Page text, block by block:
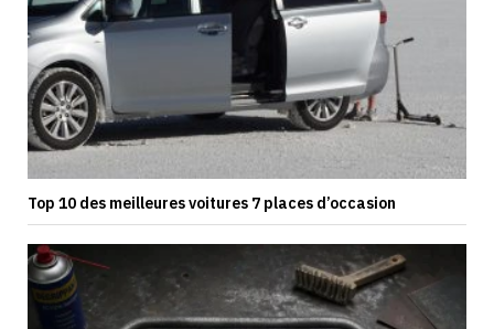
Top 10 des meilleures voitures 7 places d’occasion